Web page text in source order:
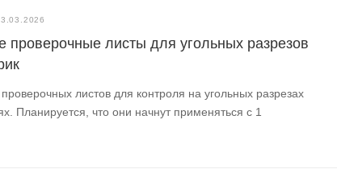
проверочные листы для угольных разрезов
листов для контроля на угольных разрезах
Планируется, что они начнут применяться с 1